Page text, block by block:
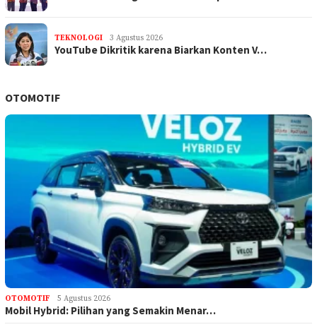
TEKNOLOGI 3 Agustus 2026
YouTube Dikritik karena Biarkan Konten V…
OTOMOTIF
OTOMOTIF 5 Agustus 2026
Mobil Hybrid: Pilihan yang Semakin Menar…